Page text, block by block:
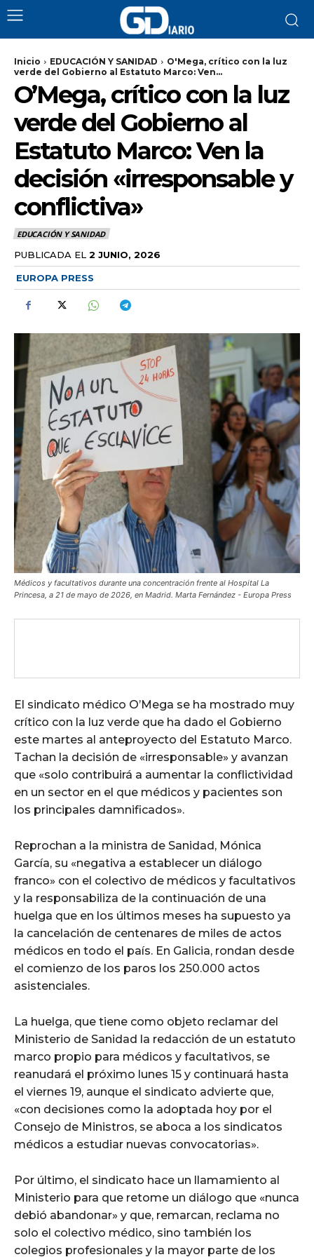
Inicio EDUCACIÓN Y SANIDAD
O'Mega, crítico con la luz
verde del Gobierno al Estatuto Marco: Ven...
O’Mega, crítico con la luz
verde del Gobierno al
Estatuto Marco: Ven la
decisión «irresponsable y
conflictiva»
EDUCACIÓN Y SANIDAD
PUBLICADA EL 2 JUNIO, 2026
EUROPA PRESS
Médicos y facultativos durante una concentración frente al Hospital La
Princesa, a 21 de mayo de 2026, en Madrid. Marta Fernández - Europa Press
El sindicato médico O’Mega se ha mostrado muy
crítico con la luz verde que ha dado el Gobierno
este martes al anteproyecto del Estatuto Marco.
Tachan la decisión de «irresponsable» y avanzan
que «solo contribuirá a aumentar la conflictividad
en un sector en el que médicos y pacientes son
los principales damnificados».
Reprochan a la ministra de Sanidad, Mónica
García, su «negativa a establecer un diálogo
franco» con el colectivo de médicos y facultativos
y la responsabiliza de la continuación de una
huelga que en los últimos meses ha supuesto ya
la cancelación de centenares de miles de actos
médicos en todo el país. En Galicia, rondan desde
el comienzo de los paros los 250.000 actos
asistenciales.
La huelga, que tiene como objeto reclamar del
Ministerio de Sanidad la redacción de un estatuto
marco propio para médicos y facultativos, se
reanudará el próximo lunes 15 y continuará hasta
el viernes 19, aunque el sindicato advierte que,
«con decisiones como la adoptada hoy por el
Consejo de Ministros, se aboca a los sindicatos
médicos a estudiar nuevas convocatorias».
Por último, el sindicato hace un llamamiento al
Ministerio para que retome un diálogo que «nunca
debió abandonar» y que, remarcan, reclama no
solo el colectivo médico, sino también los
colegios profesionales y la mayor parte de los